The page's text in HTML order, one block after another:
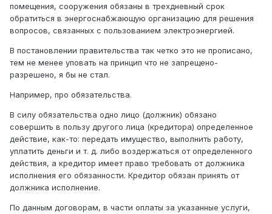
помещения, сооружения обязаны в трехдневный срок
обратиться в энергоснабжающую организацию для решения
вопросов, связанных с пользованием электроэнергией.
В постановлении правительства так четко это не прописано,
тем не менее уповать на принцип что не запрещено-
разрешено, я бы не стал.
Например, про обязательства.
В силу обязательства одно лицо (должник) обязано
совершить в пользу другого лица (кредитора) определенное
действие, как-то: передать имущество, выполнить работу,
уплатить деньги и т. д. либо воздержаться от определенного
действия, а кредитор имеет право требовать от должника
исполнения его обязанности. Кредитор обязан принять от
должника исполнение.
По данным договорам, в части оплаты за указанные услуги,